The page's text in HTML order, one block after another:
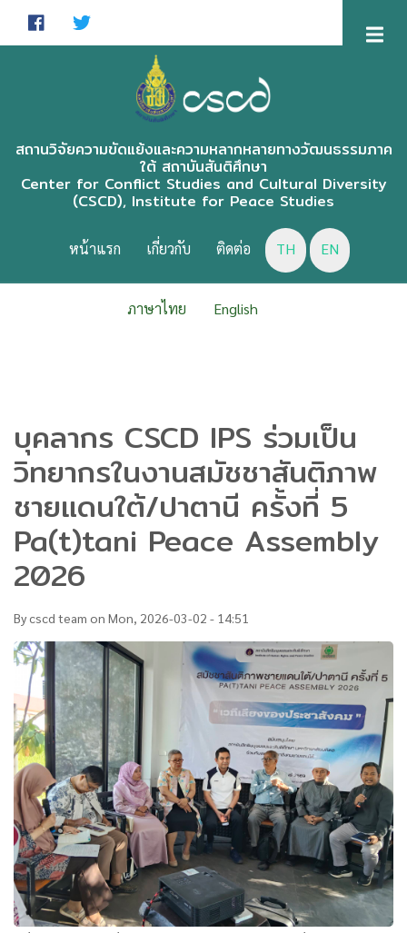
สถานวิจัยความขัดแย้งและความหลากหลายทางวัฒนธรรมภาค
ใต้ สถาบันสันติศึกษา
Center for Conflict Studies and Cultural Diversity
(CSCD), Institute for Peace Studies
หน้าแรก เกี่ยวกับ ติดต่อ TH EN
ภาษาไทย English
บุคลากร CSCD IPS ร่วมเป็น
วิทยากรในงานสมัชชาสันติภาพ
ชายแดนใต้/ปาตานี ครั้งที่ 5
Pa(t)tani Peace Assembly
2026
Bycscd team on Mon, 2026-03-02 - 14:51